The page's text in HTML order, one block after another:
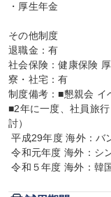
・厚生年金
その他制度
退職金：有
社会保険：健康保険
寮・社宅：有
制度備考：■懇親会 イ
■2年に一度、社員旅
討）
平成29年度 海外：バンコク（タイ） 国内：関西／北陸
令和元年度 海外：シンガポール 国内：奄美／伊勢
令和５年度 海外：韓